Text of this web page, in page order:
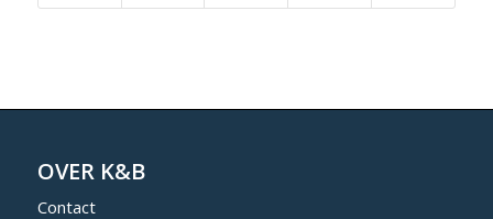
OVER K&B
Contact